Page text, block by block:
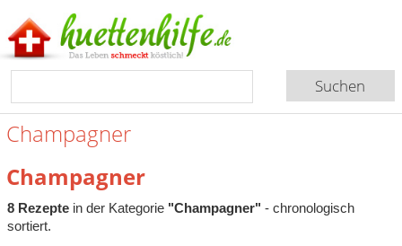
Champagner
Champagner
8 Rezeptein der Kategorie "Champagner" - chronologisch
sortiert.